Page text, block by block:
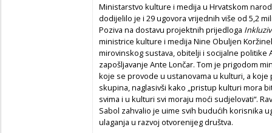
Ministarstvo kulture i medija u Hrvatskom
dodijelilo je i 29 ugovora vrijednih više od 5,2
Poziva na dostavu projektnih prijedloga
ministrice kulture i medija Nine Obuljen
mirovinskog sustava, obitelji i socijalne politike
zapošljavanje Ante Lončar. Tom je prigodom
koje se provode u ustanovama u kulturi, a
skupina, naglasivši kako „pristup kulturi mora
svima i u kulturi svi moraju moći sudjelovati“.
Sabol zahvalio je uime svih budućih korisnika
ulaganja u razvoj otvorenijeg društva.